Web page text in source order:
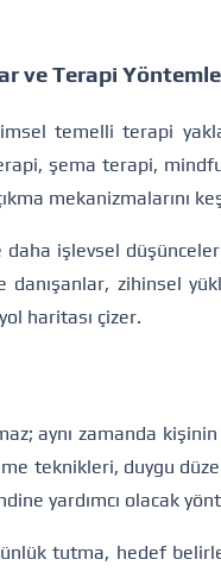
ve Terapi
temelli terapi
şema terapi,
mekanizmalarını
daha işlevsel
danışanlar, zihinsel
haritası çizer.
aynı zamanda
teknikleri, duygu
yardımcı olacak
tutma, hedef